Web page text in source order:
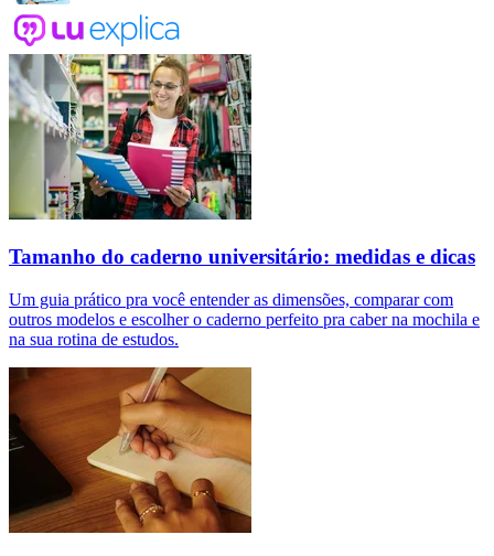
Tamanho do caderno universitário: medidas e dicas
Um guia prático pra você entender as dimensões, comparar com
outros modelos e escolher o caderno perfeito pra caber na mochila e
na sua rotina de estudos.